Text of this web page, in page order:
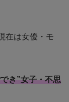
在は女優・モ
き”女子・不思